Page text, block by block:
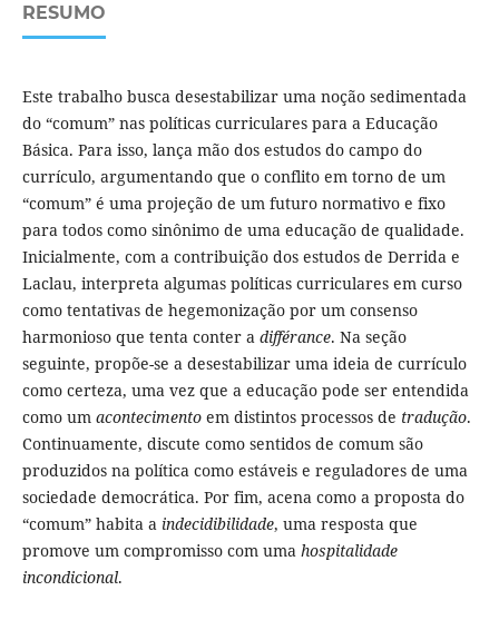
RESUMO
Este trabalho busca desestabilizar uma noção sedimentada
do “comum” nas políticas curriculares para a Educação
Básica. Para isso, lança mão dos estudos do campo do
currículo, argumentando que o conflito em torno de um
“comum” é uma projeção de um futuro normativo e fixo
para todos como sinônimo de uma educação de qualidade.
Inicialmente, com a contribuição dos estudos de Derrida e
Laclau, interpreta algumas políticas curriculares em curso
como tentativas de hegemonização por um consenso
harmonioso que tenta conter a différance. Na seção
seguinte, propõe-se a desestabilizar uma ideia de currículo
como certeza, uma vez que a educação pode ser entendida
como um acontecimentoem distintos processos de tradução.
Continuamente, discute como sentidos de comum são
produzidos na política como estáveis e reguladores de uma
sociedade democrática. Por fim, acena como a proposta do
“comum” habita a indecidibilidade, uma resposta que
promove um compromisso com uma hospitalidade
incondicional.